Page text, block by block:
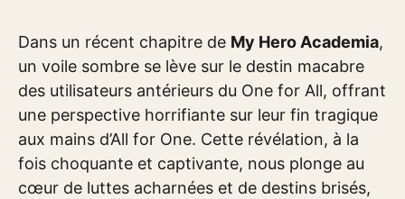
Dans un récent chapitre de My Hero Academia,
un voile sombre se lève sur le destin macabre
des utilisateurs antérieurs du One for All, offrant
une perspective horrifiante sur leur fin tragique
aux mains d’All for One. Cette révélation, à la
fois choquante et captivante, nous plonge au
cœur de luttes acharnées et de destins brisés,